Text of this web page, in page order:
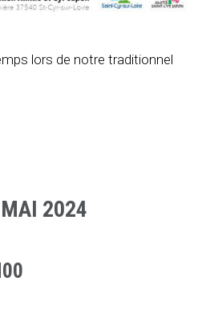
lors de notre traditionnel
2024